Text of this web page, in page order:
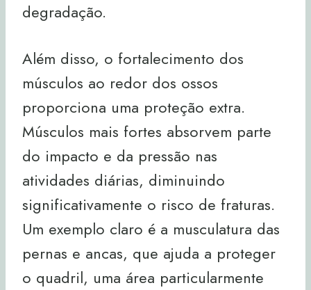
degradação.
Além disso, o fortalecimento dos
músculos ao redor dos ossos
proporciona uma proteção extra.
Músculos mais fortes absorvem parte
do impacto e da pressão nas
atividades diárias, diminuindo
significativamente o risco de fraturas.
Um exemplo claro é a musculatura das
pernas e ancas, que ajuda a proteger
o quadril, uma área particularmente